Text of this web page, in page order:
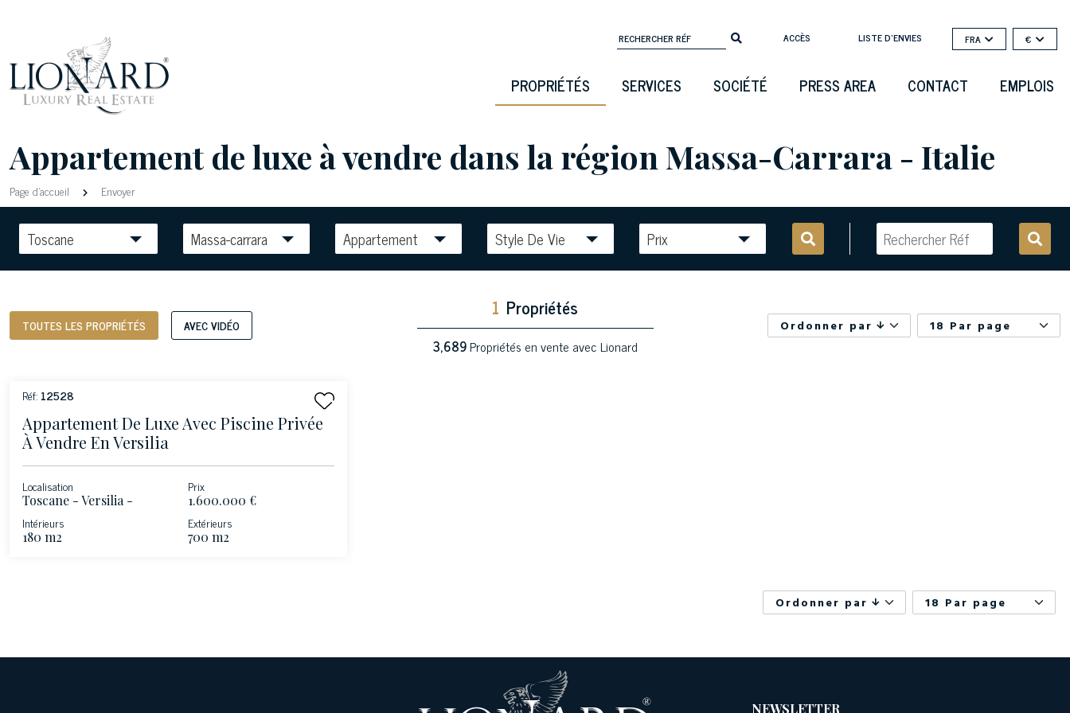
ACCÈS LISTE D'ENVIES FRA €
PROPRIÉTÉS SERVICES SOCIÉTÉ PRESS AREA CONTACT EMPLOIS
Appartement de luxe à vendre dans la région Massa-Carrara - Italie
Page d'accueil Envoyer
Toscane Massa-carrara Appartement Style De Vie Prix
TOUTES LES PROPRIÉTÉS AVEC VIDÉO
1 Propriétés
3,689Propriétés en vente avec Lionard
Ordonner par 18 Par page
Réf: 12528
Appartement De Luxe Avec Piscine Privée
À Vendre En Versilia
Localisation
Toscane - Versilia -
Prix
1.600.000 €
Intérieurs
180 m2
Extérieurs
700 m2
Ordonner par 18 Par page
NEWSLETTER